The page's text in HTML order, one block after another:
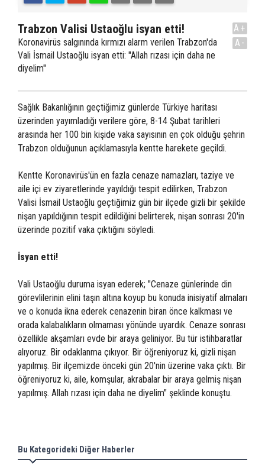
Trabzon Valisi Ustaoğlu isyan etti!
Koronavirüs salgınında kırmızı alarm verilen Trabzon'da
Vali İsmail Ustaoğlu isyan etti: "Allah rızası için daha ne
diyelim"
A+
A-
Sağlık Bakanlığının geçtiğimiz günlerde Türkiye haritası
üzerinden yayımladığı verilere göre, 8-14 Şubat tarihleri
arasında her 100 bin kişide vaka sayısının en çok olduğu şehrin
Trabzon olduğunun açıklamasıyla kentte harekete geçildi.
Kentte Koronavirüs'ün en fazla cenaze namazları, taziye ve
aile içi ev ziyaretlerinde yayıldığı tespit edilirken, Trabzon
Valisi İsmail Ustaoğlu geçtiğimiz gün bir ilçede gizli bir şekilde
nişan yapıldığının tespit edildiğini belirterek, nişan sonrası 20'in
üzerinde pozitif vaka çıktığını söyledi.
İsyan etti!
Vali Ustaoğlu duruma isyan ederek; "Cenaze günlerinde din
görevlilerinin elini taşın altına koyup bu konuda inisiyatif almaları
ve o konuda ikna ederek cenazenin biran önce kalkması ve
orada kalabalıkların olmaması yönünde uyardık. Cenaze sonrası
özellikle akşamları evde bir araya geliniyor. Bu tür istihbaratlar
alıyoruz. Bir odaklanma çıkıyor. Bir öğreniyoruz ki, gizli nişan
yapılmış. Bir ilçemizde önceki gün 20'nin üzerine vaka çıktı. Bir
öğreniyoruz ki, aile, komşular, akrabalar bir araya gelmiş nişan
yapılmış. Allah rızası için daha ne diyelim" şeklinde konuştu.
Bu Kategorideki Diğer Haberler